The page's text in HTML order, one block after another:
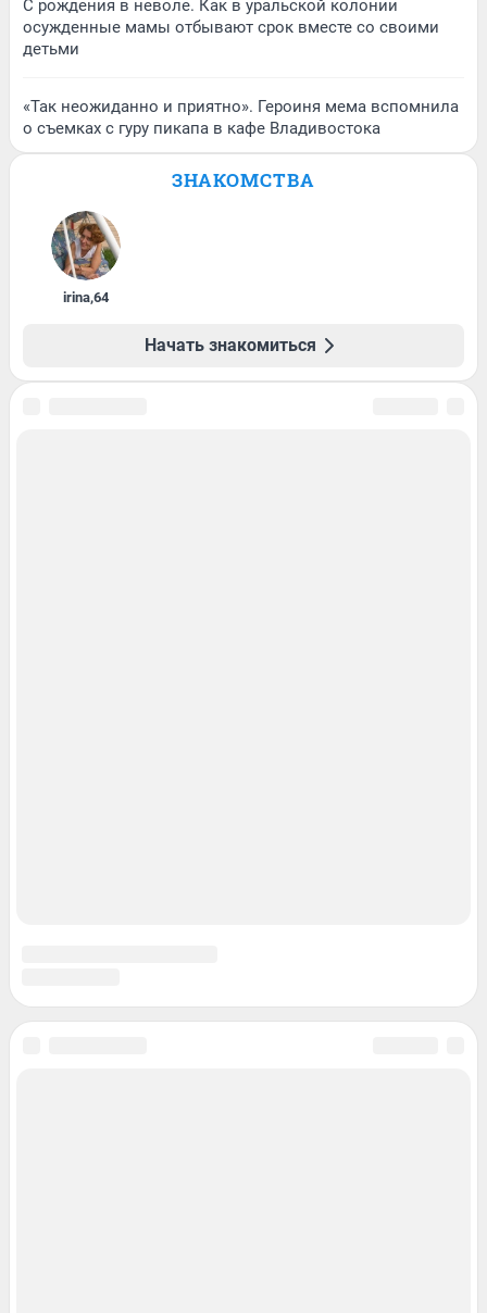
С рождения в неволе. Как в уральской колонии
осужденные мамы отбывают срок вместе со своими
детьми
«Так неожиданно и приятно». Героиня мема вспомнила
о съемках с гуру пикапа в кафе Владивостока
ЗНАКОМСТВА
irina,64
Начать знакомиться